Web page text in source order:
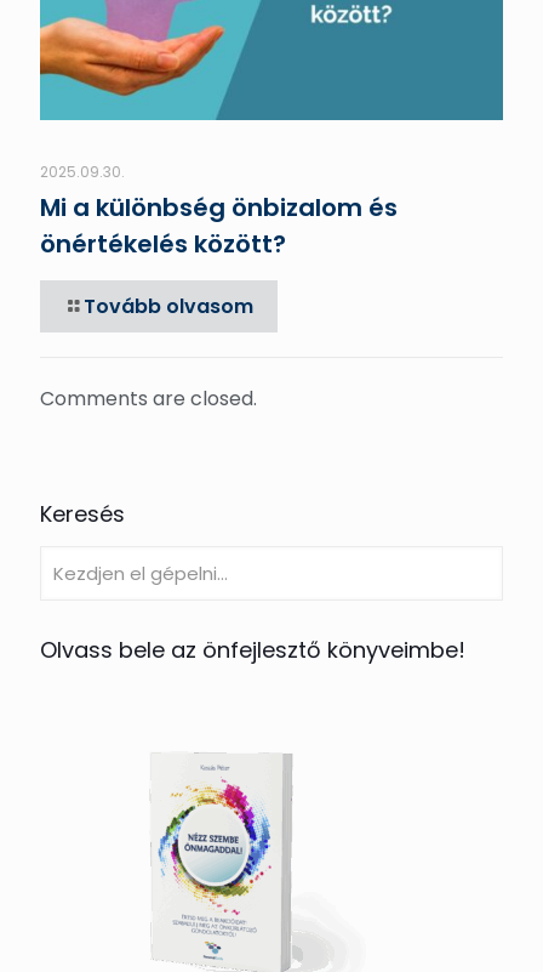
2025.09.30.
Mi a különbség önbizalom és
önértékelés között?
Tovább olvasom
Comments are closed.
Keresés
Olvass bele az önfejlesztő könyveimbe!